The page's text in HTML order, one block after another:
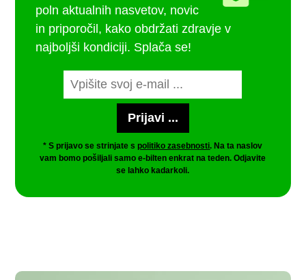
poln aktualnih nasvetov, novic
in priporočil, kako obdržati zdravje v
najboljši kondiciji. Splača se!
* S prijavo se strinjate spolitiko zasebnosti. Na ta naslov
vam bomo pošiljali samo e-bilten enkrat na teden. Odjavite
se lahko kadarkoli.